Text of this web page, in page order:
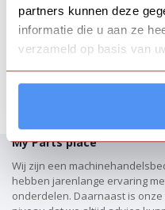
partners kunnen deze
informatie die u aan ze
verzameld op basis van
My Parts place
Wij zijn een
hebben jarenlange ervaring
onderdelen. Daarnaast is